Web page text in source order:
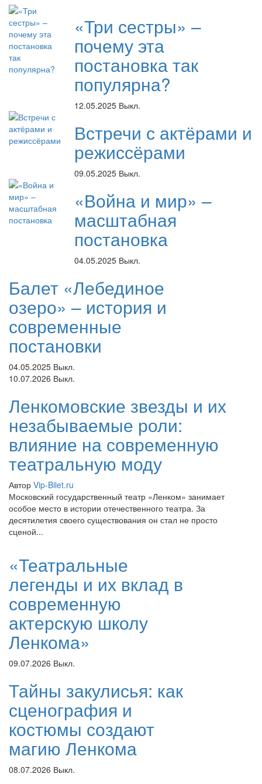
«Три сестры» –
почему эта
постановка так
популярна?
12.05.2025 Выкл.
Встречи с актёрами и
режиссёрами
09.05.2025 Выкл.
«Война и мир» –
масштабная
постановка
04.05.2025 Выкл.
Балет «Лебединое
озеро» – история и
современные
постановки
04.05.2025 Выкл.
10.07.2026 Выкл.
Ленкомовские звезды и их
незабываемые роли:
влияние на современную
театральную моду
Автор Vip-Bilet.ru
Московский государственный театр «Ленком» занимает
особое место в истории отечественного театра. За
десятилетия своего существования он стал не просто
сценой...
«Театральные
легенды и их вклад в
современную
актерскую школу
Ленкома»
09.07.2026 Выкл.
Тайны закулисья: как
сценография и
костюмы создают
магию Ленкома
08.07.2026 Выкл.